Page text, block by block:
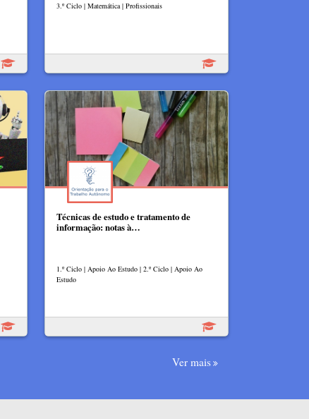
3.º Ciclo | Matemática | Profissionais
Técnicas de estudo e tratamento de
informação: notas à…
1.º Ciclo | Apoio Ao Estudo | 2.º Ciclo | Apoio Ao
Estudo
Ver mais